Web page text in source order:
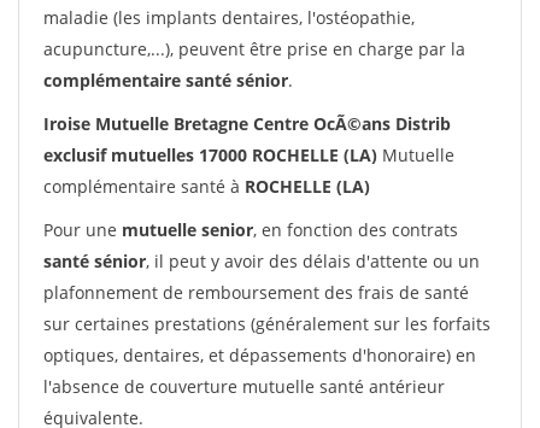
maladie (les implants dentaires, l'ostéopathie,
acupuncture,...), peuvent être prise en charge par la
complémentaire santé sénior.
Iroise Mutuelle Bretagne Centre OcÃ©ans Distrib
exclusif mutuelles 17000 ROCHELLE (LA) Mutuelle
complémentaire santé à ROCHELLE (LA)
Pour une mutuelle senior, en fonction des contrats
santé sénior, il peut y avoir des délais d'attente ou un
plafonnement de remboursement des frais de santé
sur certaines prestations (généralement sur les forfaits
optiques, dentaires, et dépassements d'honoraire) en
l'absence de couverture mutuelle santé antérieur
équivalente.